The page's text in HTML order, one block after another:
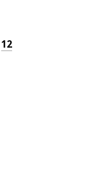
12